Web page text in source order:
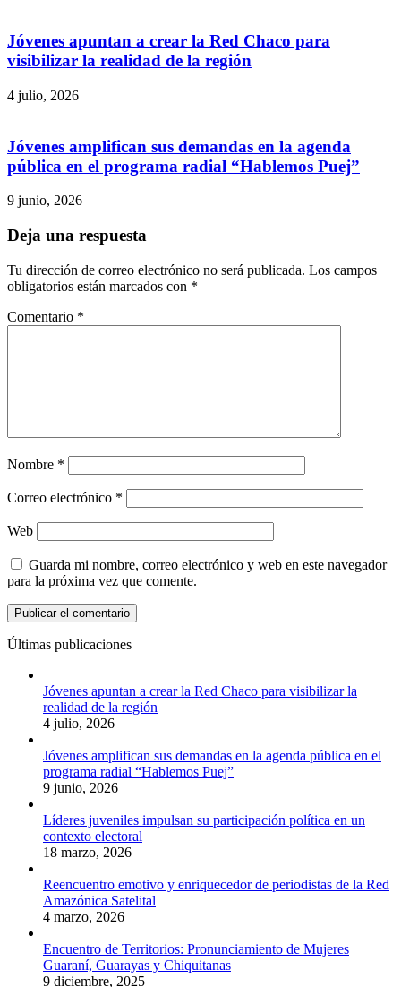
Jóvenes apuntan a crear la Red Chaco para
visibilizar la realidad de la región
4 julio, 2026
Jóvenes amplifican sus demandas en la agenda
pública en el programa radial “Hablemos Puej”
9 junio, 2026
Deja una respuesta
Tu dirección de correo electrónico no será publicada. Los campos
obligatorios están marcados con *
Comentario *
Nombre *
Correo electrónico *
Web
Guarda mi nombre, correo electrónico y web en este navegador
para la próxima vez que comente.
Últimas publicaciones
Jóvenes apuntan a crear la Red Chaco para visibilizar la
realidad de la región
4 julio, 2026
Jóvenes amplifican sus demandas en la agenda pública en el
programa radial “Hablemos Puej”
9 junio, 2026
Líderes juveniles impulsan su participación política en un
contexto electoral
18 marzo, 2026
Reencuentro emotivo y enriquecedor de periodistas de la Red
Amazónica Satelital
4 marzo, 2026
Encuentro de Territorios: Pronunciamiento de Mujeres
Guaraní, Guarayas y Chiquitanas
9 diciembre, 2025